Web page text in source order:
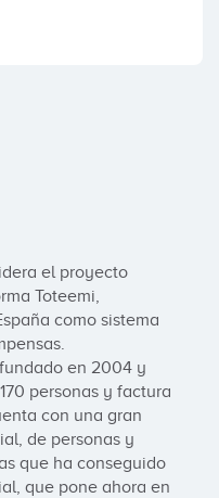
el proyecto
Toteemi,
como sistema
en 2004 y
personas y factura
con una gran
de personas y
que ha conseguido
que pone ahora en